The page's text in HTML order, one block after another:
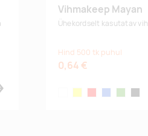
Vihmakeep Mayan
Ühekordselt kasutatav
Hind 500 tk puhul
0,64 €